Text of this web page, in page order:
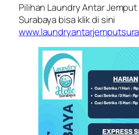
Pilihan Laundry Antar Jemput
Surabaya bisa klik di sini